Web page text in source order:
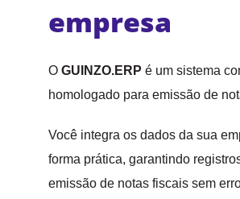
empresa
O GUINZO.ERP é um sistema
homologado para emissão de
Você integra os dados da sua
forma prática, garantindo
emissão de notas fiscais sem